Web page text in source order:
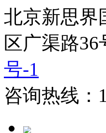
北京新思
区广渠路
号-1
咨询热线：